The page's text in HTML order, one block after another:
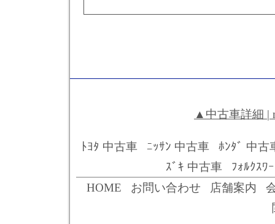
▲中古車詳細 |
ﾄﾖﾀ 中古車 ﾆｯｻﾝ 中古車
ﾎﾝﾀﾞ 中古
ｽﾞｷ 中古車
ﾌｫﾙｸｽﾜ
HOME
お問い合わせ 店舗案内